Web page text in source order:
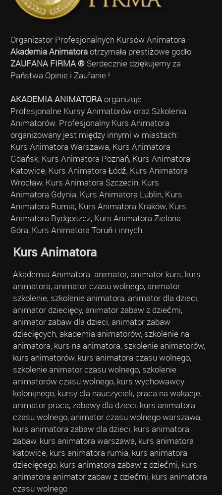
Organizator Profesjonalnych Kursów Animatora -
Akademia Animatoraotrzymała prestiżowe godło
ZAUFANA FIRMA ®Serdecznie dziękujemy za
Państwa Opinie i Zaufanie !
AKADEMIA ANIMATORAorganizuje
Profesjonalne Kursy Animatorów oraz Szkolenia
Animatorów. Profesjonalny Kurs Animatora
organizowany jest między innymi w miastach:
Kurs Animatora Warszawa, Kurs Animatora
Gdańsk, Kurs Animatora Poznań, Kurs Animatora
Katowice, Kurs Animatora Łódź, Kurs Animatora
Wrocław, Kurs Animatora Szczecin, Kurs
Animatora Gdynia, Kurs Animatora Lublin, Kurs
Animatora Rumia, Kurs Animatora Kraków, Kurs
Animatora Bydgoszcz, Kurs Animatora Zielona
Góra, Kurs Animatora Toruń i innych.
Kurs Animatora
Akademia Animatora: animator, animator kurs, kurs
animatora, animator czasu wolnego, animator
szkolenie, szkolenie animatora, animator dla dzieci,
animator dziecięcy, animator zabaw z dziećmi,
animator zabaw dla dzieci, animator zabaw
dziecięcych, akademia animatorów, szkolenie na
animatora, kurs na animatora, szkolenie animatorów,
kurs animatorów, kurs animatora czasu wolnego,
szkolenie animator czasu wolnego, szkolenie
animatorów czasu wolnego, kurs wychowawcy
kolonijnego, kursy dla nauczycieli, praca na wakacje,
animator praca, zabawy dla dzieci, kurs animatora
czasu wolnego, animator czasu wolnego warszawa,
kurs animatora zabaw dla dzieci, kurs animatora
zabaw, kurs animatora warszawa, kurs animatora
katowice, kurs animatora rumia, kurs animatora
dziecięcego, kurs animatora zabaw z dziećmi, kurs
animatora animator zabaw z dziećmi, kurs animatora
czasu wolnego